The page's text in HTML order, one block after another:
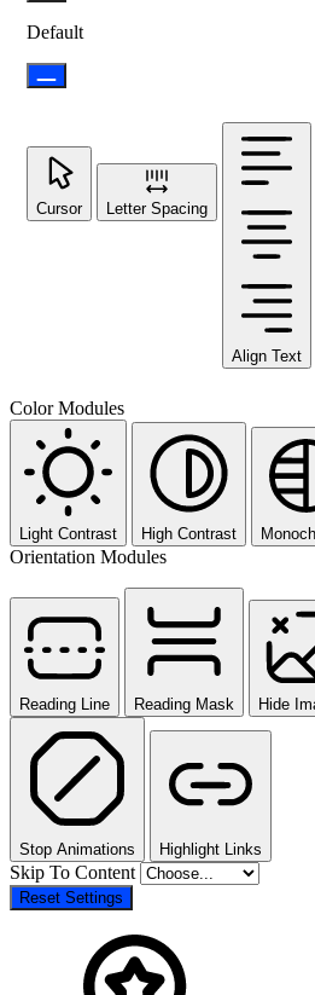
Default
Cursor Letter Spacing
Align Text
Color Modules
Light Contrast High Contrast
Orientation Modules
Reading Line Reading Mask Hide
Stop Animations Highlight Links
Skip To Content
Reset Settings